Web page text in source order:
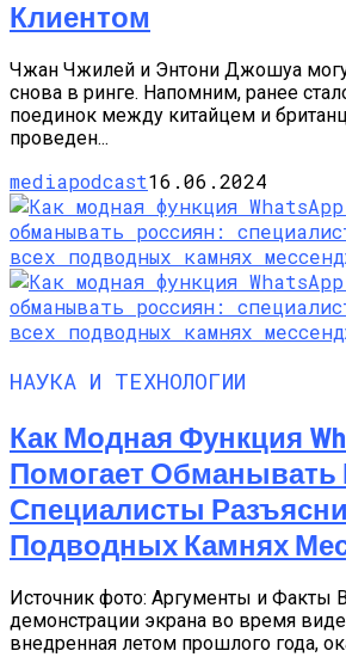
Клиентом
Чжан Чжилей и Энтони Джошуа
снова в ринге. Напомним, ранее
поединок между китайцем и
проведен...
mediapodcast16.06.2024
НАУКА И ТЕХНОЛОГИИ
Как Модная Функция
Помогает Обманывать
Специалисты
Подводных Камнях
Источник фото: Аргументы и Факты
демонстрации экрана во время
внедренная летом прошлого года,